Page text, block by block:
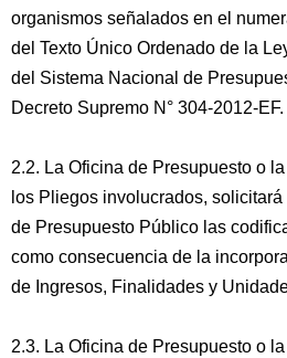
organismos señalados en el
del Texto Único Ordenado de la
del Sistema Nacional de
Decreto Supremo N° 304-2012-EF.
2.2. La Oficina de Presupuesto o
los Pliegos involucrados,
de Presupuesto Público las
como consecuencia de la
de Ingresos, Finalidades y
2.3. La Oficina de Presupuesto o